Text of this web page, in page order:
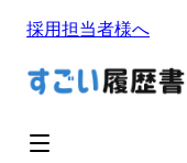
採用担当者様へ